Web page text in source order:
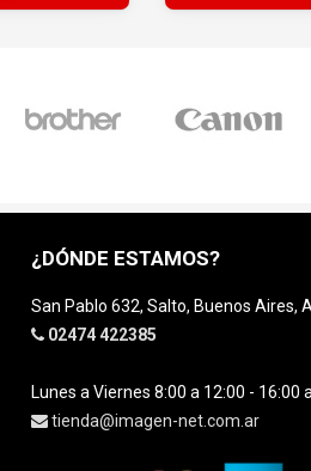
¿DÓNDE ESTAMOS?
San Pablo 632, Salto, Buenos Aires,
02474 422385
Lunes a Viernes 8:00 a 12:00 -
tienda@imagen-net.com.ar